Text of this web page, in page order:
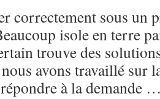
correctement sous un
isole en terre
trouve des
avons travaillé sur
à la demande